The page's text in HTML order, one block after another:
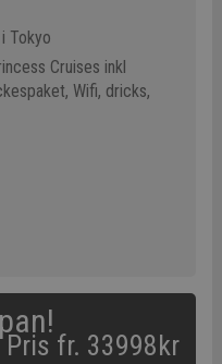
Tokyo
Cruises inkl
Wifi, dricks,
Pris fr. 33998kr